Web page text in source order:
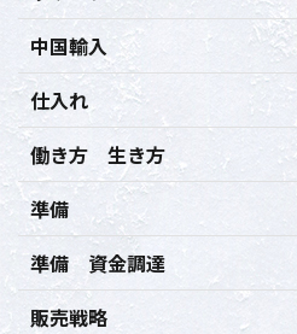
中国輸入
仕入れ
働き方 生き方
準備
準備 資金調達
販売戦略